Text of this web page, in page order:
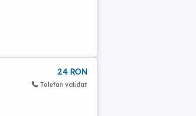
24 RON
Telefon validat